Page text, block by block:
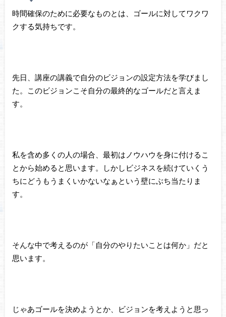
時間確保のために必要なものとは、ゴールに対してワクワ
クする気持ちです。
先日、講座の講義で自分のビジョンの設定方法を学びまし
た。このビジョンこそ自分の最終的なゴールだと言えま
す。
私を含め多くの人の場合、最初はノウハウを身に付けるこ
とから始めると思います。しかしビジネスを続けていくう
ちにどうもうまくいかないなぁという壁にぶち当たりま
す。
そんな中で考えるのが「自分のやりたいことは何か」だと
思います。
じゃあゴールを決めようとか、ビジョンを考えようと思っ